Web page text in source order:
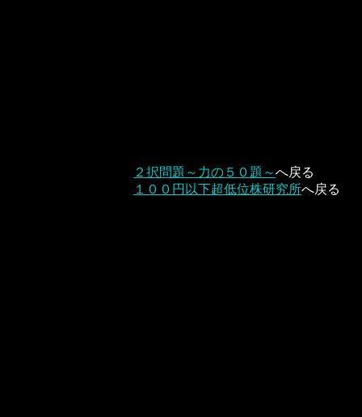
２択問題～力の５０題～へ戻る
１００円以下超低位株研究所へ戻る